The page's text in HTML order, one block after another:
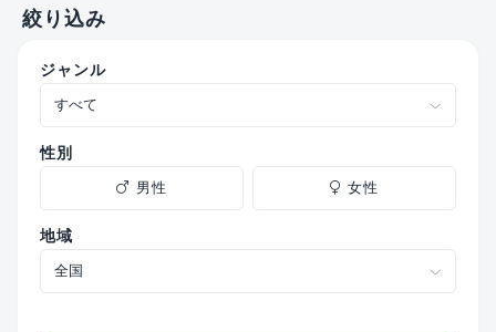
絞り込み
ジャンル
性別
男性 女性
地域